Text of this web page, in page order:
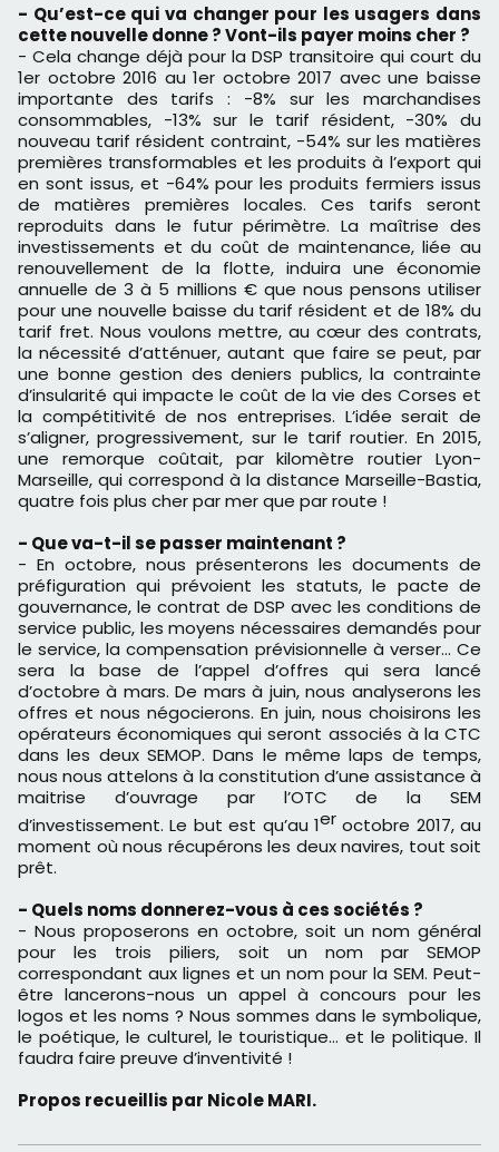
- Qu’est-ce qui va changer pour les usagers dans
cette nouvelle donne ? Vont-ils payer moins cher ?
- Cela change déjà pour la DSP transitoire qui court du
1er octobre 2016 au 1er octobre 2017 avec une baisse
importante des tarifs : -8% sur les marchandises
consommables, -13% sur le tarif résident, -30% du
nouveau tarif résident contraint, -54% sur les matières
premières transformables et les produits à l’export qui
en sont issus, et -64% pour les produits fermiers issus
de matières premières locales. Ces tarifs seront
reproduits dans le futur périmètre. La maîtrise des
investissements et du coût de maintenance, liée au
renouvellement de la flotte, induira une économie
annuelle de 3 à 5 millions € que nous pensons utiliser
pour une nouvelle baisse du tarif résident et de 18% du
tarif fret. Nous voulons mettre, au cœur des contrats,
la nécessité d’atténuer, autant que faire se peut, par
une bonne gestion des deniers publics, la contrainte
d’insularité qui impacte le coût de la vie des Corses et
la compétitivité de nos entreprises. L’idée serait de
s’aligner, progressivement, sur le tarif routier. En 2015,
une remorque coûtait, par kilomètre routier Lyon-
Marseille, qui correspond à la distance Marseille-Bastia,
quatre fois plus cher par mer que par route !
- Que va-t-il se passer maintenant ?
- En octobre, nous présenterons les documents de
préfiguration qui prévoient les statuts, le pacte de
gouvernance, le contrat de DSP avec les conditions de
service public, les moyens nécessaires demandés pour
le service, la compensation prévisionnelle à verser… Ce
sera la base de l’appel d’offres qui sera lancé
d’octobre à mars. De mars à juin, nous analyserons les
offres et nous négocierons. En juin, nous choisirons les
opérateurs économiques qui seront associés à la CTC
dans les deux SEMOP. Dans le même laps de temps,
nous nous attelons à la constitution d’une assistance à
maitrise d’ouvrage par l’OTC de la SEM
d’investissement. Le but est qu’au 1eroctobre 2017, au
moment où nous récupérons les deux navires, tout soit
prêt.
- Quels noms donnerez-vous à ces sociétés ?
- Nous proposerons en octobre, soit un nom général
pour les trois piliers, soit un nom par SEMOP
correspondant aux lignes et un nom pour la SEM. Peut-
être lancerons-nous un appel à concours pour les
logos et les noms ? Nous sommes dans le symbolique,
le poétique, le culturel, le touristique… et le politique. Il
faudra faire preuve d’inventivité !
Propos recueillis par Nicole MARI.